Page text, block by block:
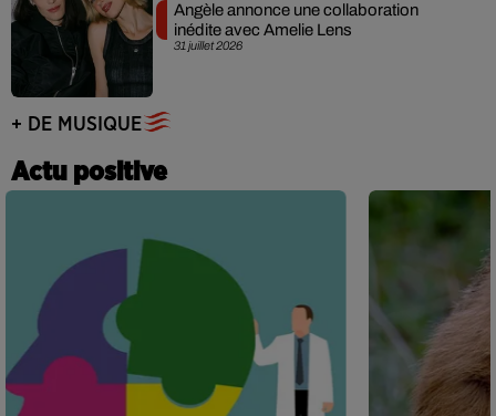
31 juillet 2026
Angèle annonce une collaboration
inédite avec Amelie Lens
+ DE MUSIQUE
Actu positive